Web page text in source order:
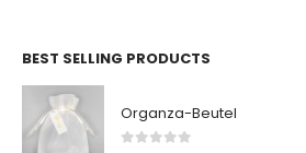
BEST SELLING PRODUCTS
Organza-Beutel